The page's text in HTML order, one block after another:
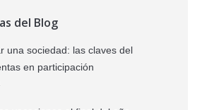
del Blog
una sociedad: las claves del
en participación